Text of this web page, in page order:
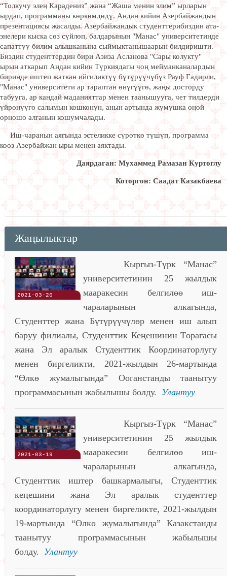
“Толкучу элең Карадениз” жана “Жаша менин элим” ырларын
ырдап, программаны көркөмдөдү. Андан кийин Азербайжандын
презентациясы жасалды. Азербайжандык студенттерибиздин ата-
энелери кыска сөз сүйлөп, балдарынын "Манас" университетинде
сапаттуу билим алышканына сыймыктанышаарын билдиришти.
Биздин студенттердин бири Азиза Асланова "Сары колукту"
ырын аткарып Андан кийин Түркиядагы чоң мейманканалардын
биринде иштеп жаткан ийгиликтүү бүтүрүүчүбүз Рауф Гадирли,
"Манас" университети ар тараптан өнүгүүгө, жаңы досторду
табууга, ар кандай маданияттар менен таанышууга, чет тилдерди
үйрөнүүгө салымын кошконун, анын артында жумушка оңой
орношо алганын кошумчалады.
Иш-чаранын аягында эстеликке сүрөткө түшүп, программа
кооз Азербайжан ыры менен аяктады.
Даярдаган: Мухаммед Рамазан Куртоглу
Которгон: Саадат Казакбаева
Жаңылыктар
2021-03-26
Кыргыз-Түрк “Манас”
университетинин 25 жылдык
мааракесин белгилөө иш-
чараларынын алкагында,
Студенттер жана Бүтүрүүчүлөр менен иш алып
баруу филиалы, Студенттик Кеңешинин Төрагасы
жана Эл аралык Студенттик Координаторлугу
менен биргеликти, 2021-жылдын 26-мартында
“Өлкө жумалыгында” Ооганстанды таанытуу
программасынын жабылышы болду. Улантуу
2021-03-19
Кыргыз-Түрк “Манас”
университетинин 25 жылдык
мааракесин белгилөө иш-
чараларынын алкагында,
Студенттик иштер башкармалыгы, Студенттик
кеңешини жана Эл аралык студенттер
координаторлугу менен биргеликте, 2021-жылдын
19-мартында “Өлкө жумалыгында” Казакстанды
таанытуу программасынын жабылышы
болду. Улантуу